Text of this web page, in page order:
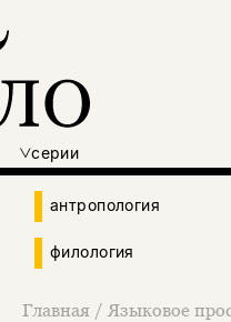
серии
антропология
филология
Главная / Языковое